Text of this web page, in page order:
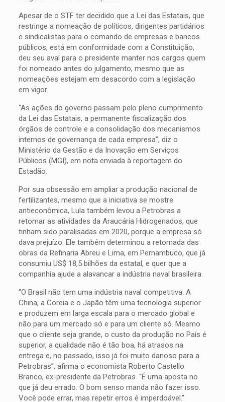
Apesar de o STF ter decidido que a Lei das Estatais, que
restringe a nomeação de políticos, dirigentes partidários
e sindicalistas para o comando de empresas e bancos
públicos, está em conformidade com a Constituição,
deu seu aval para o presidente manter nos cargos quem
foi nomeado antes do julgamento, mesmo que as
nomeações estejam em desacordo com a legislação
em vigor.
“As ações do governo passam pelo pleno cumprimento
da Lei das Estatais, a permanente fiscalização dos
órgãos de controle e a consolidação dos mecanismos
internos de governança de cada empresa”, diz o
Ministério da Gestão e da Inovação em Serviços
Públicos (MGI), em nota enviada à reportagem do
Estadão.
Por sua obsessão em ampliar a produção nacional de
fertilizantes, mesmo que a iniciativa se mostre
antieconômica, Lula também levou a Petrobras a
retomar as atividades da Araucária Hidrogenados, que
tinham sido paralisadas em 2020, porque a empresa só
dava prejuízo. Ele também determinou a retomada das
obras da Refinaria Abreu e Lima, em Pernambuco, que já
consumiu US$ 18,5 bilhões da estatal, e quer que a
companhia ajude a alavancar a indústria naval brasileira.
“O Brasil não tem uma indústria naval competitiva. A
China, a Coreia e o Japão têm uma tecnologia superior
e produzem em larga escala para o mercado global e
não para um mercado só e para um cliente só. Mesmo
que o cliente seja grande, o custo da produção no País é
superior, a qualidade não é tão boa, há atrasos na
entrega e, no passado, isso já foi muito danoso para a
Petrobras”, afirma o economista Roberto Castello
Branco, ex-presidente da Petrobras. “É uma aposta no
que já deu errado. O bom senso manda não fazer isso.
Você pode errar, mas repetir erros é imperdoável.”